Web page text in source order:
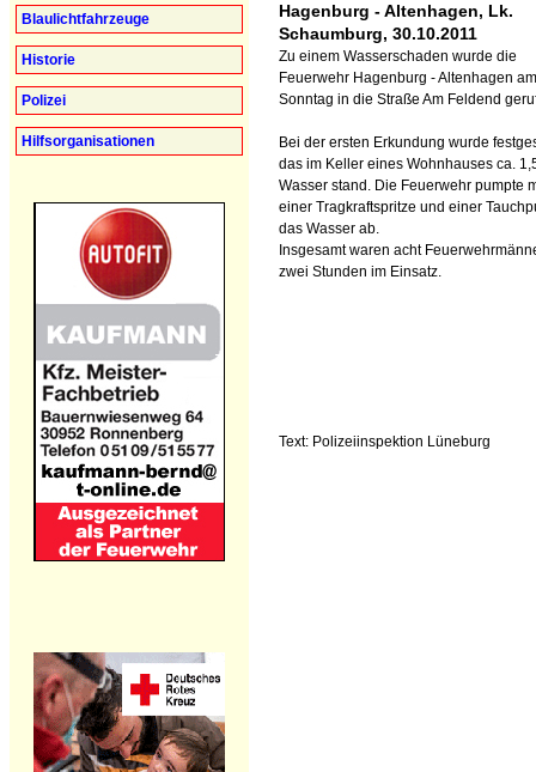
Blaulichtfahrzeuge
Historie
Polizei
Hilfsorganisationen
Hagenburg - Altenhagen, Lk.
Schaumburg, 30.10.2011
Zu einem Wasserschaden wurde die
Feuerwehr Hagenburg - Altenhagen am
Sonntag in die Straße Am Feldend
Bei der ersten Erkundung wurde
das im Keller eines Wohnhauses ca.
Wasser stand. Die Feuerwehr pumpte
einer Tragkraftspritze und einer
das Wasser ab.
Insgesamt waren acht
zwei Stunden im Einsatz.
Text: Polizeiinspektion Lüneburg